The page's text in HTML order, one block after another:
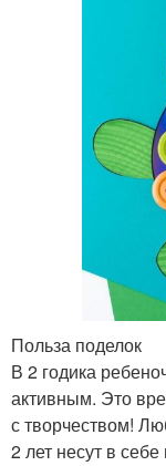
Польза поделок
В 2 годика
активным. Это
с творчеством!
2 лет несут в себе